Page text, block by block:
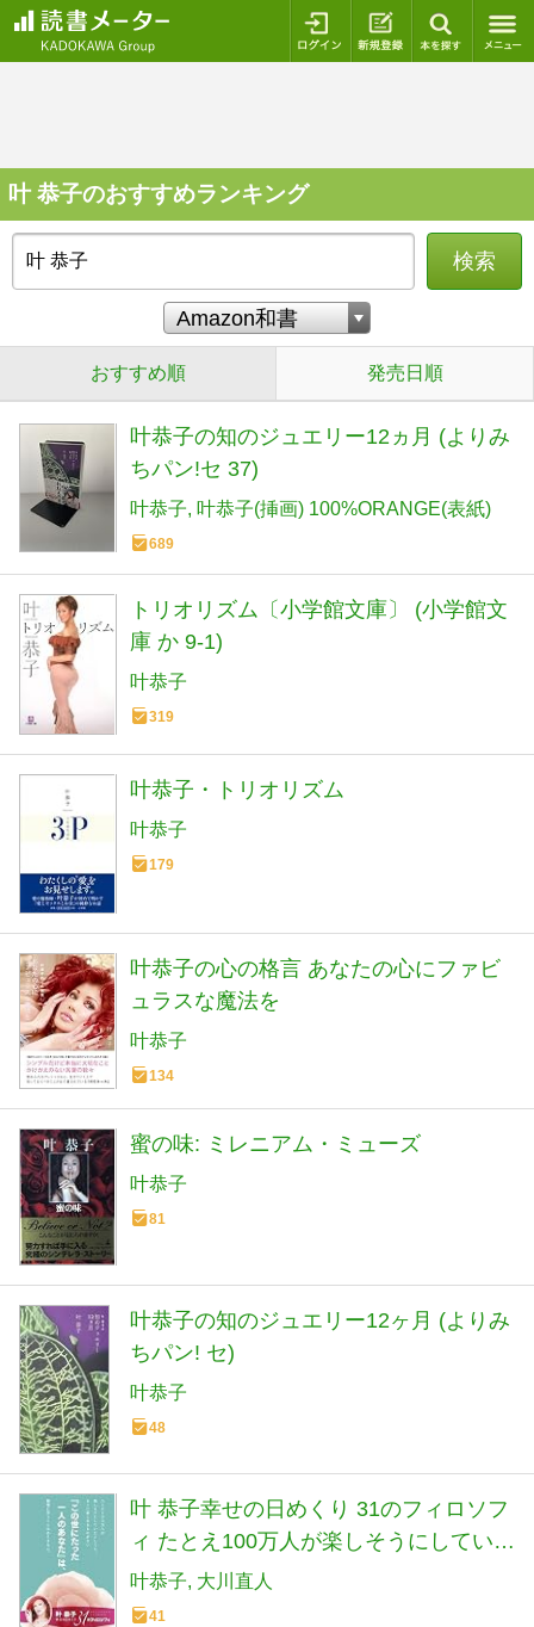
ログイン 新規登録
叶 恭子のおすすめランキング
検索
おすすめ順 発売日順
叶恭子の知のジュエリー12ヵ月 (よりみ
ちパン!セ 37)
叶恭子 叶恭子(挿画) 100%ORANGE(表紙)
689
トリオリズム〔小学館文庫〕 (小学館文
庫 か 9-1)
叶恭子
319
叶恭子・トリオリズム
叶恭子
179
叶恭子の心の格言 あなたの心にファビ
ュラスな魔法を
叶恭子
134
蜜の味: ミレニアム・ミューズ
叶恭子
81
叶恭子の知のジュエリー12ヶ月 (よりみ
ちパン! セ)
叶恭子
48
叶 恭子幸せの日めくり 31のフィロソフ
ィ たとえ100万人が楽しそうにしていた
としても、そこに楽しめるものがない
『この世にたった一人のあなた』は、
叶恭子 大川直人
41